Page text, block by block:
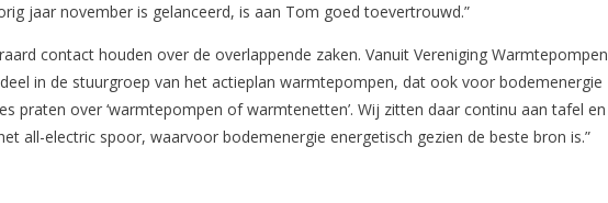
jaar november is gelanceerd, is aan Tom goed toevertrouwd.”
contact houden over de overlappende zaken. Vanuit Vereniging Warmtepompen
in de stuurgroep van het actieplan warmtepompen, dat ook voor bodemenergie
praten over ‘warmtepompen of warmtenetten’. Wij zitten daar continu aan tafel en
all-electric spoor, waarvoor bodemenergie energetisch gezien de beste bron is.”